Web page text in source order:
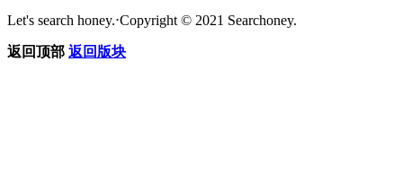
Let's search honey.⋅Copyright © 2021 Searchoney.
返回顶部 返回版块